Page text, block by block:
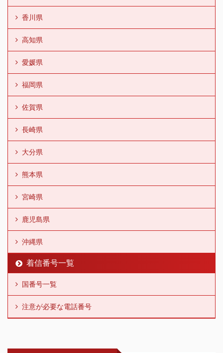
香川県
高知県
愛媛県
福岡県
佐賀県
長崎県
大分県
熊本県
宮崎県
鹿児島県
沖縄県
着信番号一覧
国番号一覧
注意が必要な電話番号